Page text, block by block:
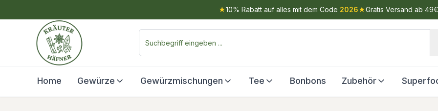
★10% Rabatt auf alles mit dem Code 2026★Gratis Versand ab 49€
Home Gewürze Gewürzmischungen Tee Bonbons Zubehör